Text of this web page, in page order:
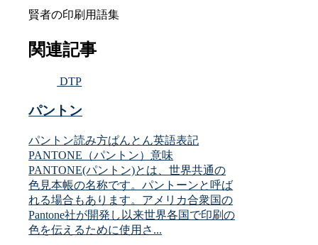
賢者の印刷用語集
関連記事
DTP
パントン
パントン読み方ぱんとん英語表記
PANTONE（パントン）意味
PANTONE(パントン)とは、世界共通の
色見本帳の名称です。パントーンと呼ば
れる場合もあります。アメリカ合衆国の
Pantone社が開発し以来世界各国で印刷の
色を伝えるために使用さ...